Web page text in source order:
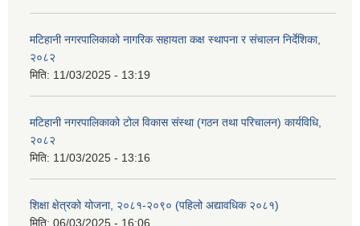
मटिहानी नगरपालिकाको नागरिक सहायता कक्ष स्थापना र संचालन निर्देशिका,
२०८२
मिति: 11/03/2025 - 13:19
मटिहानी नगरपालिकाको टोल विकास संस्था (गठन तथा परिचालन) कार्यविधि,
२०८२
मिति: 11/03/2025 - 13:16
शिक्षा क्षेत्रको योजना, २०८१-२०९० ‌‍(पहिलो अद्यावधिक २०८१)
मिति: 06/03/2025 - 16:06